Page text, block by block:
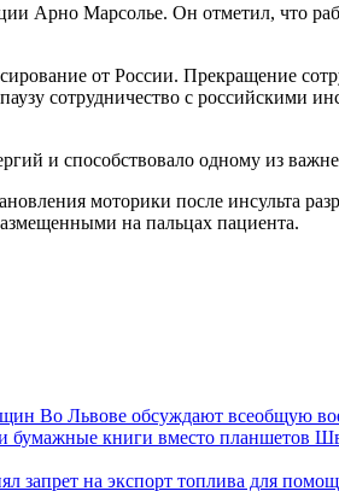
Арно Марсолье. Он отметил, что
от России. Прекращение
сотрудничество с российскими
и способствовало одному из
моторики после инсульта
на пальцах пациента.
Во Львове обсуждают всеобщую
запрет на экспорт топлива для